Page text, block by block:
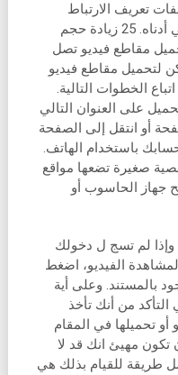
تعريف الارتباط
الخاصة بشبكات التواصل الاجتماعي أدناه. 25 زيادة حجم
يمكنك تحميل مقاطع فيديو تصل
ولكن لتحميل مقاطع فيديو
الخطوات التالية.
على العنوان التالي
أو انتقل إلى الصفحة
حسابك باستخدام الهاتف.
صغيرة تضعها مواقع
جهاز الحاسوب أو
لم تسج ل دخولك
الفيديو، اضغط
بالمستند. وعلى أية
التأكد من أنك تأخذ
أو تحميلها في المقام
تكون مهيئ انك قد لا
طريقة للقيام بذلك هي